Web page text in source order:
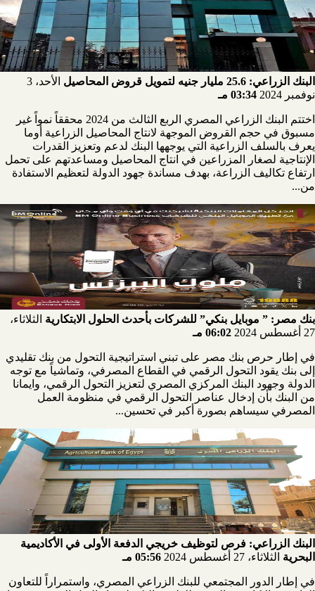
البنك الزراعي: 25.6 مليار جنيه لتمويل قروض المحاصيل
الأحد، 3
نوفمبر 2024
03:34 مـ
اختتم البنك الزراعي المصري الربع الثالث من 2024 محققاً نمواً غير
مسبوق في حجم القروض الموجهة لانتاج المحاصيل الزراعية أوما
يعرف بالسلف الزراعية التي يوجهها البنك لدعم وتعزيز القدرات
الإنتاجية لصغار المزراعين في انتاج المحاصيل ومساعدتهم على تحمل
ارتفاع تكاليف الزراعة، بهدف مساندة جهود الدولة لتعظيم الاستفادة
من...
بنك مصر: ” موبايل بنكي” للشركات بأحدث الحلول الابتكارية الثلاثاء،
27 أغسطس 2024
06:02 مـ
في إطار حرص بنك مصر على تبني استراتيجية التحول من بنك تقليدي
إلى بنك يقود التحول الرقمي في القطاع المصرفي، وتماشياً مع توجه
الدولة وجهود البنك المركزي المصري لتعزيز التحول الرقمي، وايمانا
من البنك بأن إدخال عناصر التحول الرقمي في منظومة العمل
المصرفي سيساهم بصورة أكبر في تحسين...
البنك الزراعي: فرص لتوظيف خريجي الدفعة الأولى في الأكاديمية
البحرية الثلاثاء، 27 أغسطس 2024 05:56 مـ
في إطار الدور المجتمعي للبنك الزراعي المصري، واستمراراً للتعاون